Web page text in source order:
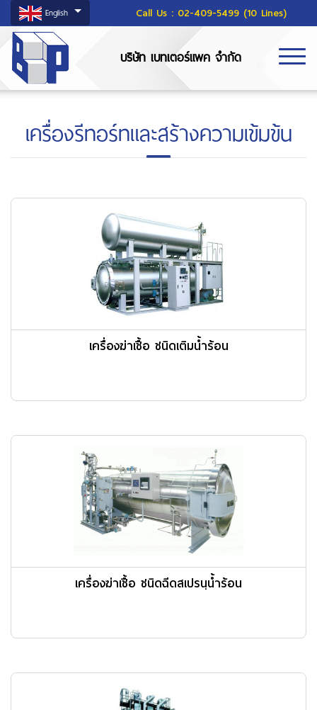
English Call Us : 02-409-5499 (10 Lines)
บริษัท เบทเตอร์แพค จำกัด
เครื่องรีทอร์ทและสร้างความเข้มข้น
เครื่องฆ่าเชื้อ ชนิดเติมน้ำร้อน
เครื่องฆ่าเชื้อ ชนิดฉีดสเปรนฺน้ำร้อน